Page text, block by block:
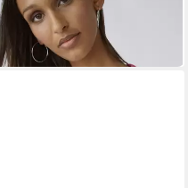
ab 162,95 € UVP199,95 €
in 4-5 Werktagen bei dir